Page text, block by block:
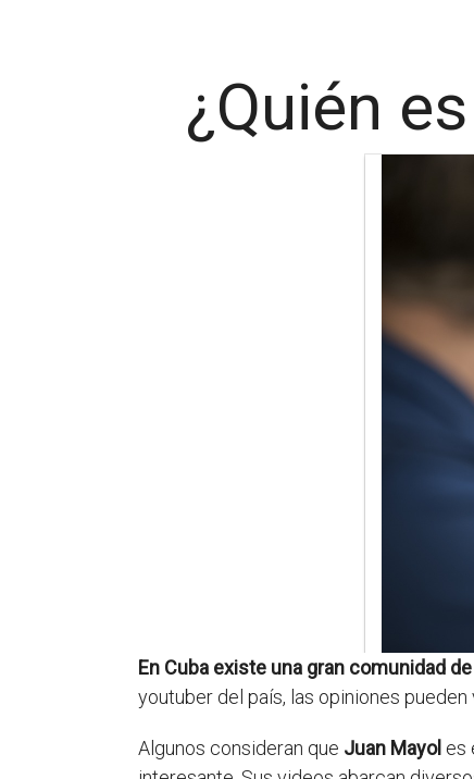
¿Quién
En Cuba existe una gran comunidad
youtuber del país, las opiniones pueden
Algunos consideran que Juan Mayol es